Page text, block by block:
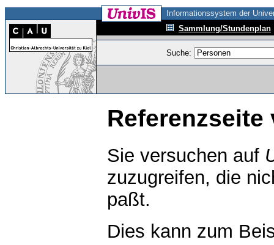
Informationssystem der
Sammlung/Stundenplan
Suche:
Referenzseite
Sie versuchen auf
zuzugreifen, die
paßt.
Dies kann zum